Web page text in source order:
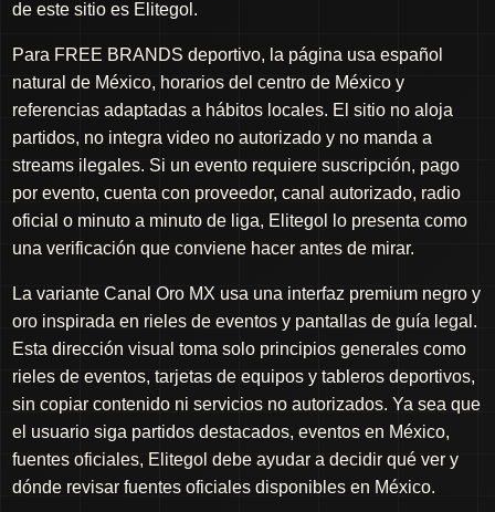
de este sitio es Elitegol.
Para FREE BRANDS deportivo, la página usa español
natural de México, horarios del centro de México y
referencias adaptadas a hábitos locales. El sitio no aloja
partidos, no integra video no autorizado y no manda a
streams ilegales. Si un evento requiere suscripción, pago
por evento, cuenta con proveedor, canal autorizado, radio
oficial o minuto a minuto de liga, Elitegol lo presenta como
una verificación que conviene hacer antes de mirar.
La variante Canal Oro MX usa una interfaz premium negro y
oro inspirada en rieles de eventos y pantallas de guía legal.
Esta dirección visual toma solo principios generales como
rieles de eventos, tarjetas de equipos y tableros deportivos,
sin copiar contenido ni servicios no autorizados. Ya sea que
el usuario siga partidos destacados, eventos en México,
fuentes oficiales, Elitegol debe ayudar a decidir qué ver y
dónde revisar fuentes oficiales disponibles en México.